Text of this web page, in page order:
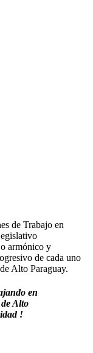
de Trabajo en
armónico y
de cada uno
Alto Paraguay.
en
Alto
!